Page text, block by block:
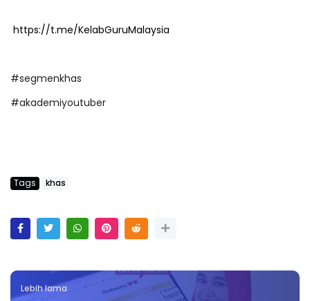
https://t.me/KelabGuruMalaysia
#segmenkhas
#akademiyoutuber
Tags khas
Lebih lama